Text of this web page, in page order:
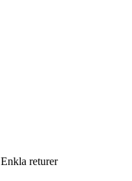
Enkla returer